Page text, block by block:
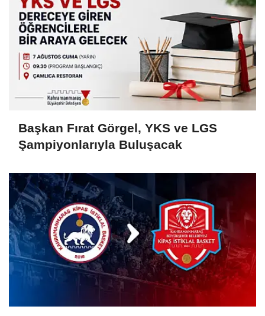
Başkan Fırat Görgel, YKS ve LGS
Şampiyonlarıyla Buluşacak